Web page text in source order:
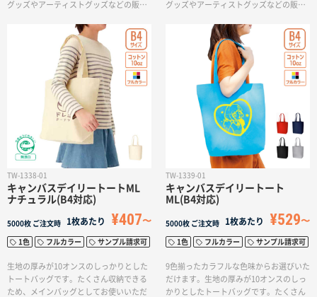
グッズやアーティストグッズなどの販売
法も単色からフルカラー印刷まで対応し
ており、お好みのデザインでオリジナル
トートバッグを作成出来ます。
グッズやアーティストグッズなどの販売
法も単色からフルカラー印刷まで対応し
ており、お好みのデザインでオリジナル
トートバッグを作成出来ます。
TW-1338-01
キャンバスデイリートートML
ナチュラル(B4対応)
5000枚 ご注文時 1枚あたり ¥407
1色 フルカラー サンプル請求可
生地の厚みが10オンスのしっかりとした
トートバッグです。たくさん収納できる
ため、メインバッグとしてお使いいただ
TW-1339-01
キャンバスデイリートート
ML(B4対応)
5000枚 ご注文時 1枚あたり ¥529
1色 フルカラー サンプル請求可
9色揃ったカラフルな色味からお選びいた
だけます。生地の厚みが10オンスのしっ
かりとしたトートバッグです。たくさん